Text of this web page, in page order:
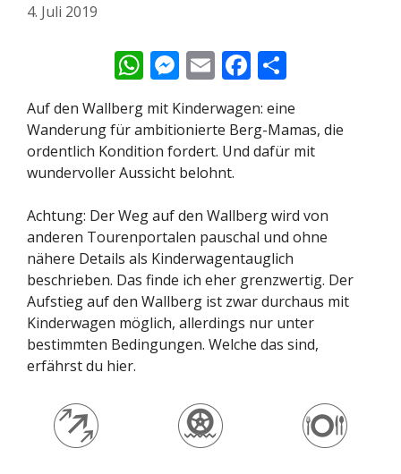
4. Juli 2019
W
h
at
s
A
p
p
M
e
ss
e
n
g
er
E
m
ai
l
F
ac
e
b
o
k
le
n
Auf den Wallberg mit Kinderwagen: eine
Wanderung für ambitionierte Berg-Mamas, die
ordentlich Kondition fordert. Und dafür mit
wundervoller Aussicht belohnt.
Achtung: Der Weg auf den Wallberg wird von
anderen Tourenportalen pauschal und ohne
nähere Details als Kinderwagentauglich
beschrieben. Das finde ich eher grenzwertig. Der
Aufstieg auf den Wallberg ist zwar durchaus mit
Kinderwagen möglich, allerdings nur unter
bestimmten Bedingungen. Welche das sind,
erfährst du hier.